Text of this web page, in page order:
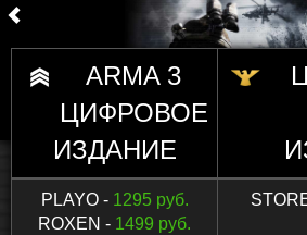
ARMA 3
ЦИФРОВОЕ
ИЗДАНИЕ
PLAYO - 1295 руб.
ROXEN - 1499 руб.